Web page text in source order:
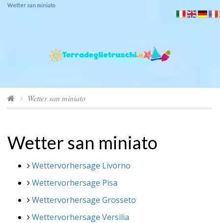
Wetter san miniato
Wetter san miniato
Wetter san miniato
Wettervorhersage Livorno
Wettervorhersage Pisa
Wettervorhersage Grosseto
Wettervorhersage Versilia